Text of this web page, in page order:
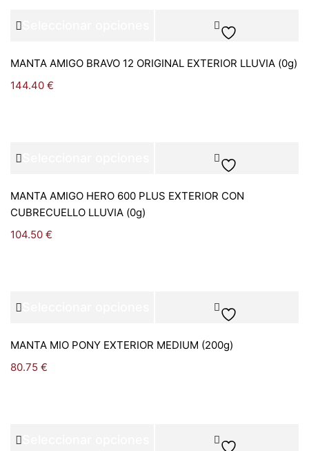
MANTA AMIGO BRAVO 12 ORIGINAL EXTERIOR LLUVIA (0g)
144.40 €
MANTA AMIGO HERO 600 PLUS EXTERIOR CON
CUBRECUELLO LLUVIA (0g)
104.50 €
MANTA MIO PONY EXTERIOR MEDIUM (200g)
80.75 €